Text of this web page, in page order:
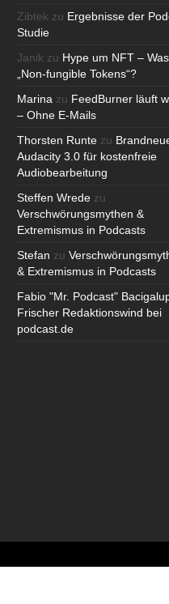
Zibtek zu Ergebnisse der
Studie
Janik zu Hype um NFT –
„Non-fungible Tokens“?
Marina zu FeedBurner läuft
– Ohne E-Mails
Thorsten Runte zu
Audacity 3.0 für kostenfreie
Audiobearbeitung
Steffen Wrede zu
Verschwörungsmythen &
Extremismus in Podcasts
Stefan zu
& Extremismus in Podcasts
Fabio "Mr. Podcast"
Frischer Redaktionswind bei
podcast.de